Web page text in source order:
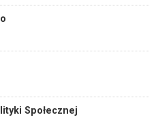
Społecznej